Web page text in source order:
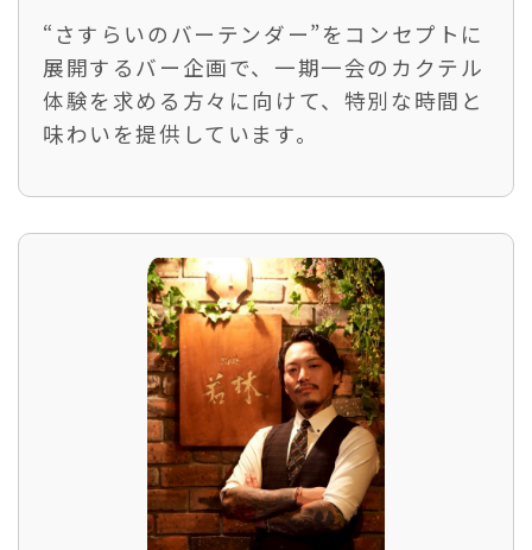
“さすらいのバーテンダー”をコンセプトに
展開するバー企画で、一期一会のカクテル
体験を求める方々に向けて、特別な時間と
味わいを提供しています。